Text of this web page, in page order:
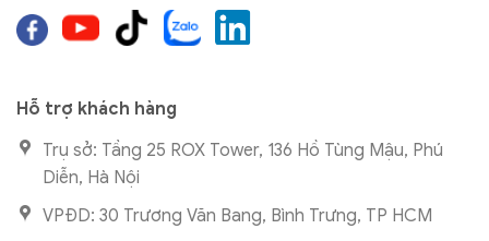
Hỗ trợ khách hàng
Trụ sở: Tầng 25 ROX Tower, 136 Hồ Tùng Mậu, Phú
Diễn, Hà Nội
VPĐD: 30 Trương Văn Bang, Bình Trưng, TP HCM